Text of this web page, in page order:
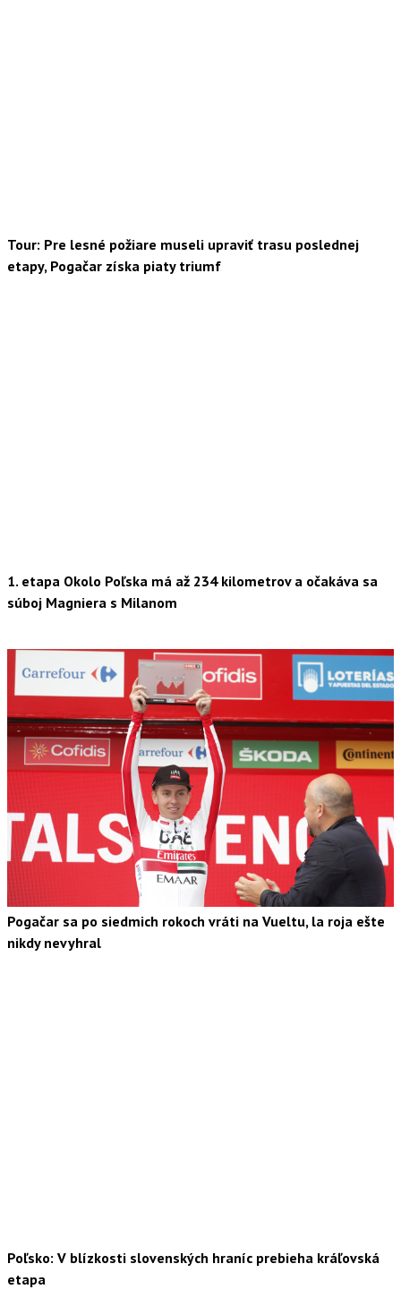
Tour: Pre lesné požiare museli upraviť trasu poslednej
etapy, Pogačar získa piaty triumf
1. etapa Okolo Poľska má až 234 kilometrov a očakáva sa
súboj Magniera s Milanom
Pogačar sa po siedmich rokoch vráti na Vueltu, la roja ešte
nikdy nevyhral
Poľsko: V blízkosti slovenských hraníc prebieha kráľovská
etapa